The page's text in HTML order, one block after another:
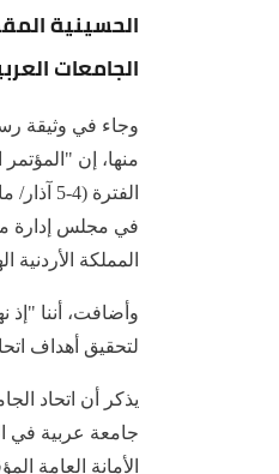
الحسينية
الجامعات
وجاء في وثيقة
في مجلس إدارة
المملكة الأردنية الهاشمية للأعوام الثلاثة
وأضافت، أننا "إذ
لتحقيق أهداف